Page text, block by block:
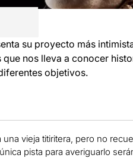
su proyecto más
nos lleva a conocer
objetivos.
vieja titiritera, pero no
pista para averiguarlo